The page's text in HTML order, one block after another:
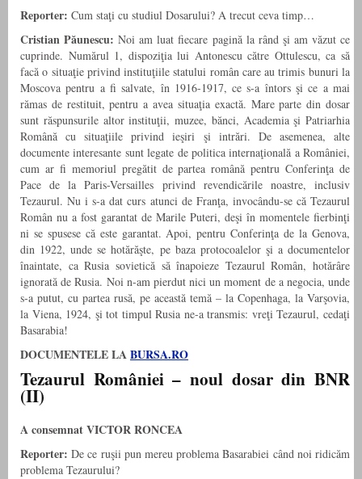
Reporter: Cum staţi cu studiul Dosarului? A trecut ceva timp…
Cristian Păunescu: Noi am luat fiecare pagină la rând şi am văzut ce
cuprinde. Numărul 1, dispoziţia lui Antonescu către Ottulescu, ca să
facă o situaţie privind instituţiile statului român care au trimis bunuri la
Moscova pentru a fi salvate, în 1916-1917, ce s-a întors şi ce a mai
rămas de restituit, pentru a avea situaţia exactă. Mare parte din dosar
sunt răspunsurile altor instituţii, muzee, bănci, Academia şi Patriarhia
Română cu situaţiile privind ieşiri şi intrări. De asemenea, alte
documente interesante sunt legate de politica internaţională a României,
cum ar fi memoriul pregătit de partea română pentru Conferinţa de
Pace de la Paris-Versailles privind revendicările noastre, inclusiv
Tezaurul. Nu i s-a dat curs atunci de Franţa, invocându-se că Tezaurul
Român nu a fost garantat de Marile Puteri, deşi în momentele fierbinţi
ni se spusese că este garantat. Apoi, pentru Conferinţa de la Genova,
din 1922, unde se hotărăşte, pe baza protocoalelor şi a documentelor
înaintate, ca Rusia sovietică să înapoieze Tezaurul Român, hotărâre
ignorată de Rusia. Noi n-am pierdut nici un moment de a negocia, unde
s-a putut, cu partea rusă, pe această temă – la Copenhaga, la Varşovia,
la Viena, 1924, şi tot timpul Rusia ne-a transmis: vreţi Tezaurul, cedaţi
Basarabia!
DOCUMENTELE LABURSA.RO
Tezaurul României – noul dosar din BNR
(II)
A consemnat VICTOR RONCEA
Reporter: De ce ruşii pun mereu problema Basarabiei când noi ridicăm
problema Tezaurului?